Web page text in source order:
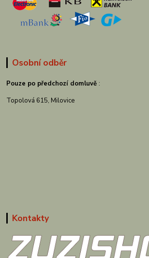
Osobní odběr
Pouze po předchozí domluvě :
Topolová 615, Milovice
Kontakty